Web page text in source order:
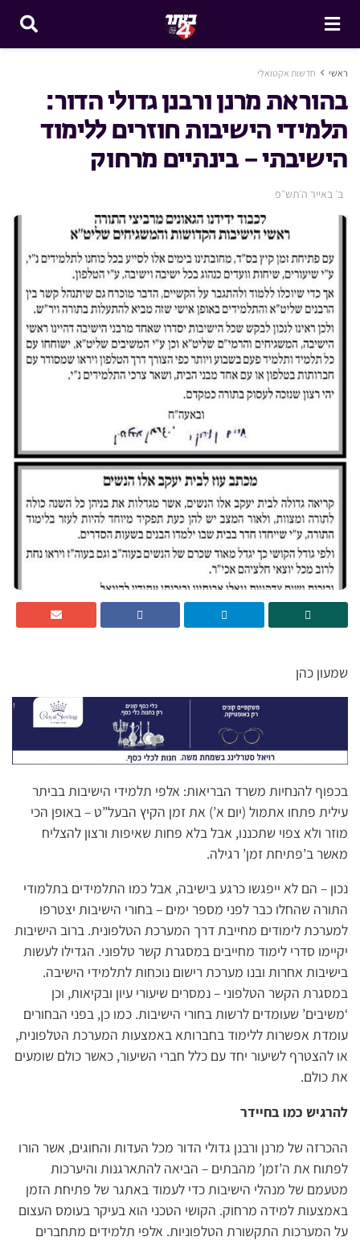
ראשי חדשות אקטואלי
בהוראת מרנן ורבנן גדולי הדור:
תלמידי הישיבות חוזרים ללימוד
הישיבתי – בינתיים מרחוק
ב׳ באייר ה׳תש״פ
שמעון כהן
בכפוף להנחיות משרד הבריאות: אלפי תלמידי הישיבות בביתר
עילית פתחו אתמול (יום א’) את זמן הקיץ הבעל”ט – באופן הכי
מוזר ולא צפוי שתכננו, אבל בלא פחות שאיפות ורצון להצליח
מאשר ב’פתיחת זמן’ רגילה.
נכון – הם לא ייפגשו כרגע בישיבה, אבל כמו התלמידים בתלמודי
התורה שהחלו כבר לפני מספר ימים – בחורי הישיבות יצטרפו
למערכת לימודים מחייבת דרך המערכת הטלפונית. ברוב הישיבות
יקיימו סדרי לימוד מחייבים במסגרת קשר טלפוני. הגדילו לעשות
בישיבות אחרות ובנו מערכת רישום נוכחות לתלמידי הישיבה.
במסגרת הקשר הטלפוני – נמסרים שיעורי עיון ובקיאות, וכן
‘משיבים’ שעומדים לרשות בחורי הישיבות. כמו כן, בפני הבחורים
עומדת אפשרות ללימוד בחברותא באמצעות המערכת הטלפונית,
או להצטרף לשיעור יחד עם כלל חברי השיעור, כאשר כולם שומעים
את כולם.
להרגיש כמו בחיידר
ההכרזה של מרנן ורבנן גדולי הדור מכל העדות והחוגים, אשר הורו
לפתוח את ה’זמן’ מהבתים – הביאה להתארגנות והיערכות
מטעמם של מנהלי הישיבות כדי לעמוד באתגר של פתיחת הזמן
באמצעות למידה מרחוק. הקושי הטכני הוא בעיקר בעומס העצום
על המערכות התקשורת הטלפוניות. אלפי תלמידים מתחברים